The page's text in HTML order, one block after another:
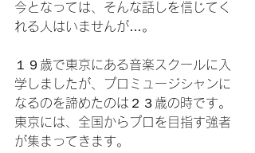
今となっては、そんな話しを信じてく
れる人はいませんが…。
１９歳で東京にある音楽スクールに入
学しましたが、プロミュージシャンに
なるのを諦めたのは２３歳の時です。
東京には、全国からプロを目指す強者
が集まってきます。